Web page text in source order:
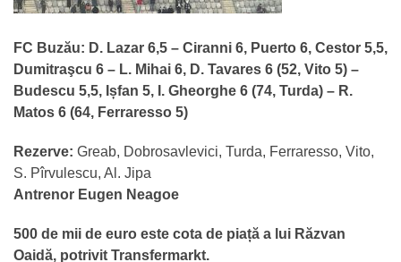
FC Buzău: D. Lazar 6,5 – Ciranni 6, Puerto 6, Cestor 5,5,
Dumitraşcu 6 – L. Mihai 6, D. Tavares 6 (52, Vito 5) –
Budescu 5,5, Ișfan 5, I. Gheorghe 6 (74, Turda) – R.
Matos 6 (64, Ferraresso 5)
Rezerve: Greab, Dobrosavlevici, Turda, Ferraresso, Vito,
S. Pîrvulescu, Al. Jipa
Antrenor Eugen Neagoe
500 de mii de euro este cota de piață a lui Răzvan
Oaidă, potrivit Transfermarkt.